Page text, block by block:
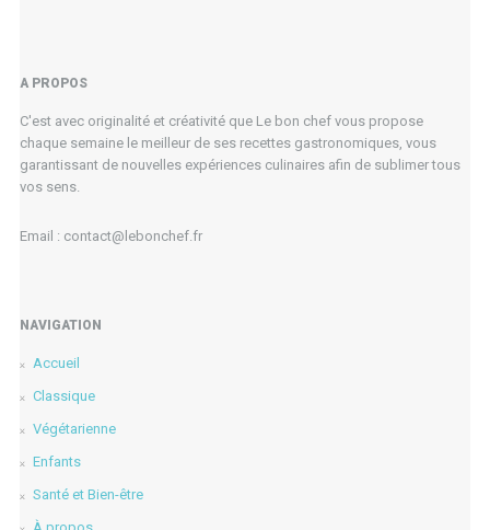
A PROPOS
C'est avec originalité et créativité que Le bon chef vous propose
chaque semaine le meilleur de ses recettes gastronomiques, vous
garantissant de nouvelles expériences culinaires afin de sublimer tous
vos sens.
Email : contact@lebonchef.fr
NAVIGATION
Accueil
Classique
Végétarienne
Enfants
Santé et Bien-être